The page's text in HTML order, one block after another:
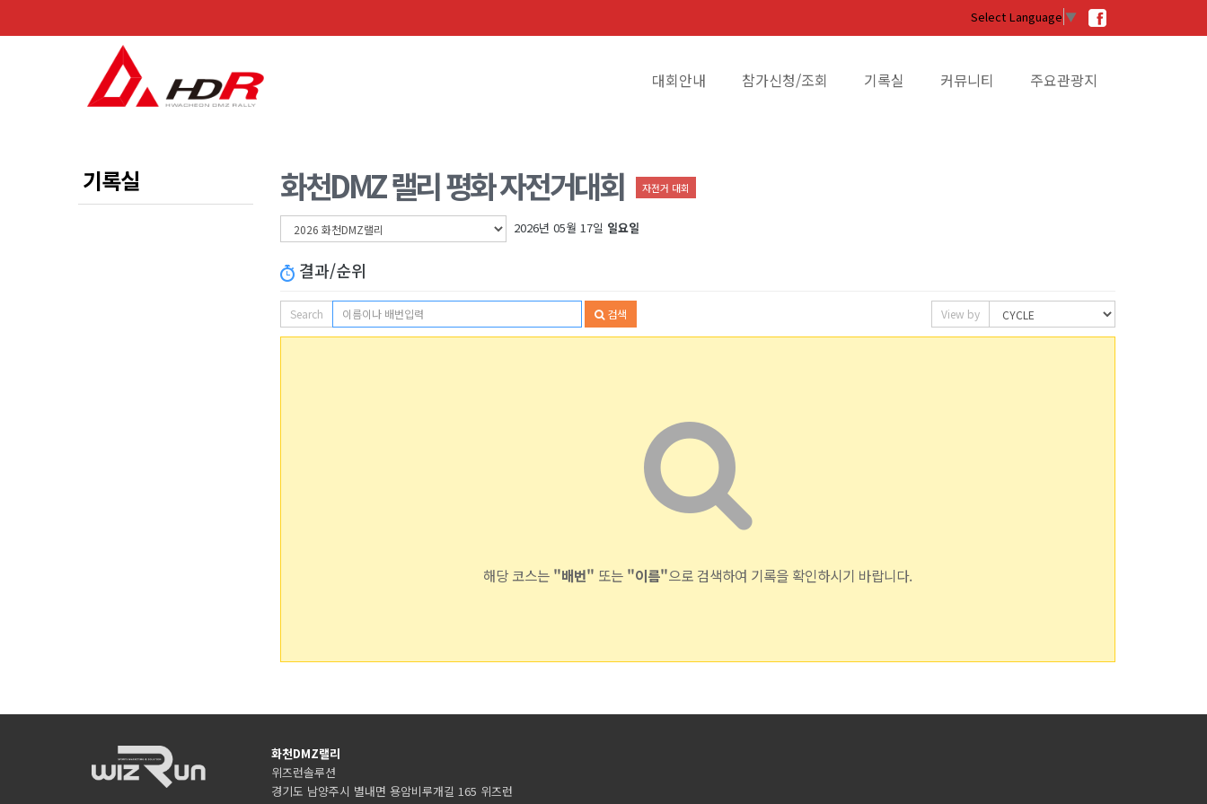
Select Language ▼
대회안내 참가신청/조회 기록실 커뮤니티 주요관광지
기록실 화천DMZ 랠리 평화 자전거대회 자전거 대회
2026년 05월 17일 일요일
결과/순위
Search 검색 View by
해당 코스는 "배번" 또는 "이름"으로 검색하여 기록을 확인하시기 바랍니다.
화천DMZ랠리
위즈런솔루션
경기도 남양주시 별내면 용암비루개길 165 위즈런